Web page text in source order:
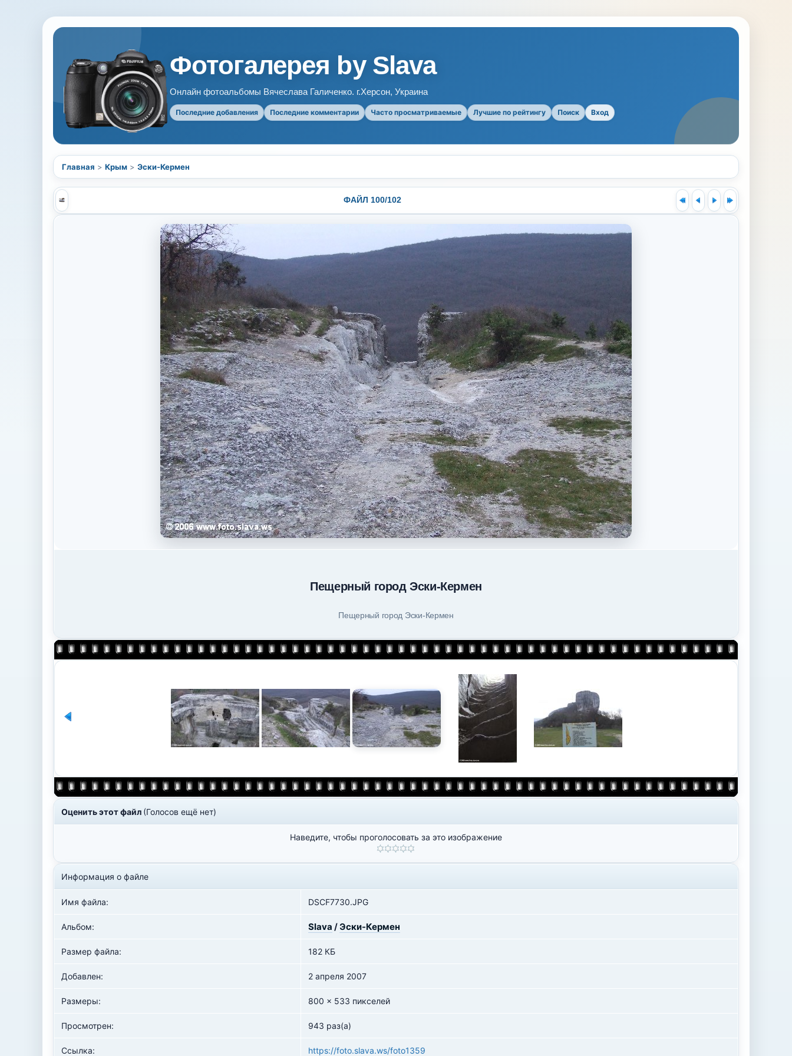
Фотогалерея by Slava
Онлайн фотоальбомы Вячеслава Галиченко. г.Херсон, Украина
Последние добавления Последние комментарии Часто просматриваемые Лучшие по рейтингу Поиск Вход
Главная > Крым > Эски-Кермен
ФАЙЛ 100/102
Пещерный город Эски-Кермен
Пещерный город Эски-Кермен
Оценить этот файл (Голосов ещё нет)
Наведите, чтобы проголосовать за это изображение
Информация о файле
Имя файла: DSCF7730.JPG
Альбом: Slava /Эски-Кермен
Размер файла: 182 КБ
Добавлен: 2 апреля 2007
Размеры: 800 x 533 пикселей
Просмотрен: 943 раз(а)
Ссылка: https://foto.slava.ws/foto1359